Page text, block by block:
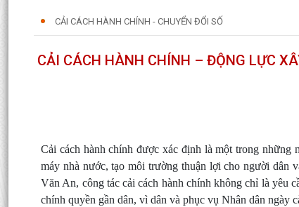
CẢI CÁCH HÀNH CHÍNH - CHUYỂN ĐỔI SỐ
CẢI CÁCH HÀNH CHÍNH – ĐỘNG LỰC
Cải cách hành chính được xác định là một trong những
máy nhà nước, tạo môi trường thuận lợi cho người dân
Văn An, công tác cải cách hành chính không chỉ là yêu
chính quyền gần dân, vì dân và phục vụ Nhân dân ngày